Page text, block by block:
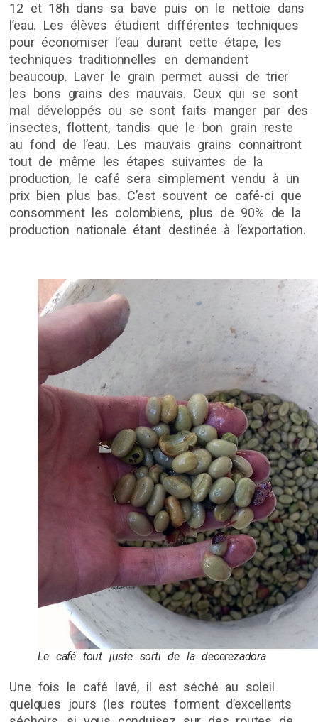
12 et 18h dans sa bave puis on le nettoie dans
l’eau. Les élèves étudient différentes techniques
pour économiser l’eau durant cette étape, les
techniques traditionnelles en demandent
beaucoup. Laver le grain permet aussi de trier
les bons grains des mauvais. Ceux qui se sont
mal développés ou se sont faits manger par des
insectes, flottent, tandis que le bon grain reste
au fond de l’eau. Les mauvais grains connaitront
tout de même les étapes suivantes de la
production, le café sera simplement vendu à un
prix bien plus bas. C’est souvent ce café-ci que
consomment les colombiens, plus de 90% de la
production nationale étant destinée à l’exportation.
Le café tout juste sorti de la decerezadora
Une fois le café lavé, il est séché au soleil
quelques jours (les routes forment d’excellents